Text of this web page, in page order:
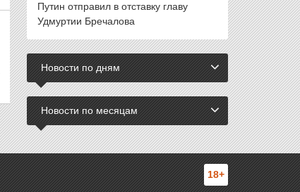
Путин отправил в отставку главу
Удмуртии Бречалова
Новости по дням
Новости по месяцам
18+